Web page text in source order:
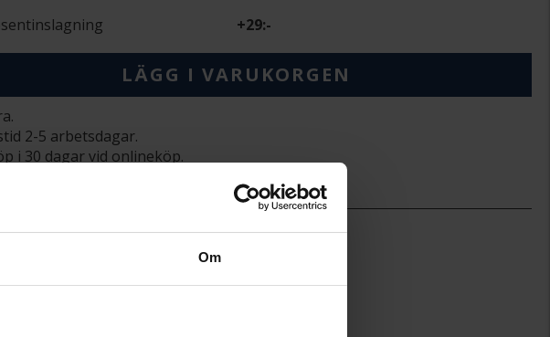
Om
+29:-
LÄGG I VARUKORGEN
2-5 arbetsdagar.
i 30 dagar vid onlineköp.
(CM)
Hallbergs Guld